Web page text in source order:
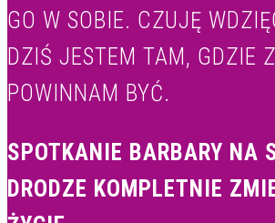
GO W SOBIE. CZUJĘ
DZIŚ JESTEM TAM, GDZIE
POWINNAM BYĆ.
SPOTKANIE BARBARY NA
DRODZE KOMPLETNIE